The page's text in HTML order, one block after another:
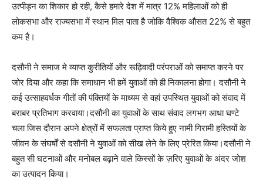
उत्पीड़न का शिकार हो रही, कैसे हमारे देश में मात्र 12% महिलाओं को ही
लोकसभा और राज्यसभा में स्थान मिल पाता है जोकि वैश्विक औसत 22% से बहुत
कम है।
दसौनी ने समाज मे व्याप्त कुरीतियों और रूढ़िवादी परंपराओं को समाप्त करने पर
जोर दिया और कहा कि समाधान भी हमें युवाओं को ही निकालना होगा। दसौनी ने
कई उत्साहवर्धक गीतों की पंक्तियों के माध्यम से वहां उपस्थित युवाओं को संवाद में
बराबर प्रतिभाग करवाया।दसौनी का युवाओं के साथ संवाद लगभग आधा घण्टे
चला जिस दौरान अपने क्षेत्रों में सफलता प्राप्त किये हुए नामी गिरामी हस्तियों के
जीवन के संघर्षों से दसौनी ने युवाओं को सीख लेने के लिए प्रेरित किया।दसौनी ने
बहुत सी घटनाओं और मनोबल बढ़ाने वाले किस्सों के ज़रिए युवाओं के अंदर जोश
का उत्पादन किया।